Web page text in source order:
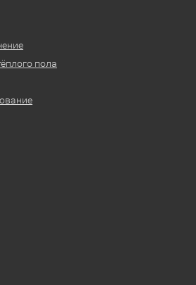
пола